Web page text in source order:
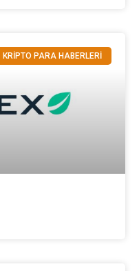
KRİPTO PARA HABERLERİ